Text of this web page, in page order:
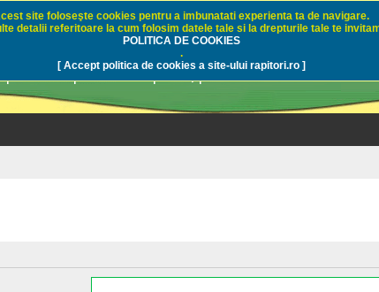
- Pescuit sportiv
pescuit sportiv la rapitori, pescuitul cu naluci sau
site foloseşte cookies pentru a imbunatati experienta ta de navigare.
detalii referitoare la cum folosim datele tale si la drepturile tale te
POLITICA DE COOKIES
.
[ Accept politica de cookies a site-ului rapitori.ro ]